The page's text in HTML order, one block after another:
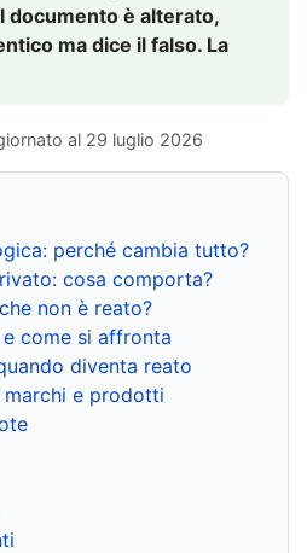
documento è alterato,
ma dice il falso. La
al 29 luglio 2026
perché cambia tutto?
cosa comporta?
non è reato?
come si affronta
diventa reato
e prodotti